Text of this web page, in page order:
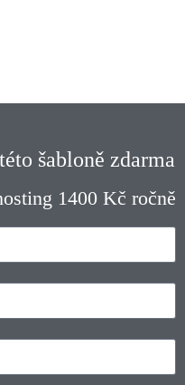
šabloně zdarma
1400 Kč ročně